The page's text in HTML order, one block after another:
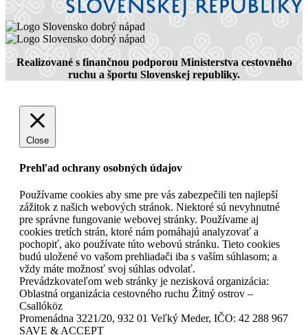
Realizované s finančnou podporou Ministerstva cestovného
ruchu a športu Slovenskej republiky.
Close
Prehľad ochrany osobných údajov
Používame cookies aby sme pre vás zabezpečili ten najlepší
zážitok z našich webových stránok. Niektoré sú nevyhnutné
pre správne fungovanie webovej stránky. Používame aj
cookies tretích strán, ktoré nám pomáhajú analyzovať a
pochopiť, ako používate túto webovú stránku. Tieto cookies
budú uložené vo vašom prehliadači iba s vaším súhlasom; a
vždy máte možnosť svoj súhlas odvolať.
Prevádzkovateľom web stránky je nezisková organizácia:
Oblastná organizácia cestovného ruchu Žitný ostrov –
Csallóköz
Promenádna 3221/20, 932 01 Veľký Meder, IČO: 42 288 967
SAVE & ACCEPT